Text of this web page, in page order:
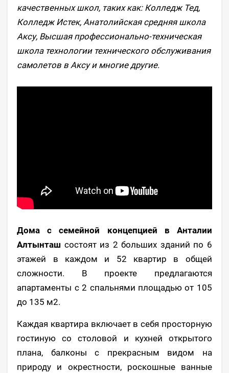
качественных школ, таких как: Колледж Тед,
Колледж Истек, Анатолийская средняя школа
Аксу, Высшая профессионально-техническая
школа технологии технического обслуживания
самолетов в Аксу и многие другие.
Дома с семейной концепцией в Анталии
Алтынташ состоят из 2 больших зданий по 6
этажей в каждом и 52 квартир в общей
сложности. В проекте предлагаются
апартаменты с 2 спальнями площадью от 105
до 135 м2.
Каждая квартира включает в себя просторную
гостиную со столовой и кухней открытого
плана, балконы с прекрасным видом на
природу и окрестности, роскошные ванные